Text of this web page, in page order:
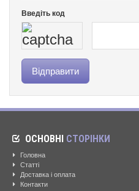
Введіть код
ОСНОВНІ СТОРІНКИ
Головна
Статті
Доставка і оплата
Контакти